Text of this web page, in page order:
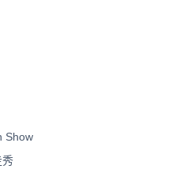
Show
秀